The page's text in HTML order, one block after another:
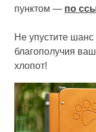
пунктом — по
Не упустите
благополучия
хлопот!